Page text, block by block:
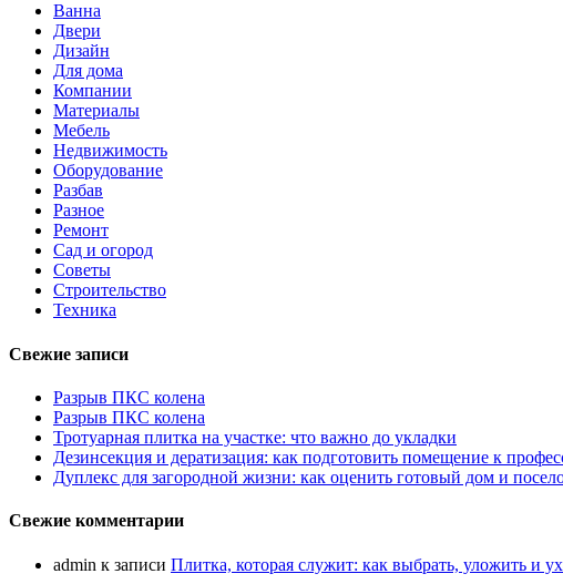
Ванна
Двери
Дизайн
Для дома
Компании
Материалы
Мебель
Недвижимость
Оборудование
Разбав
Разное
Ремонт
Сад и огород
Советы
Строительство
Техника
Свежие записи
Разрыв ПКС колена
Разрыв ПКС колена
Тротуарная плитка на участке: что важно до укладки
Дезинсекция и дератизация: как подготовить помещение к
Дуплекс для загородной жизни: как оценить готовый дом и
Свежие комментарии
admin к записи Плитка, которая служит: как выбрать, уложить и